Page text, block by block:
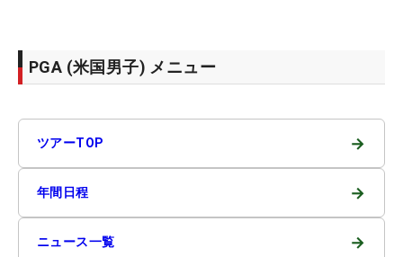
PGA (米国男子) メニュー
ツアーTOP →
年間日程 →
ニュース一覧 →